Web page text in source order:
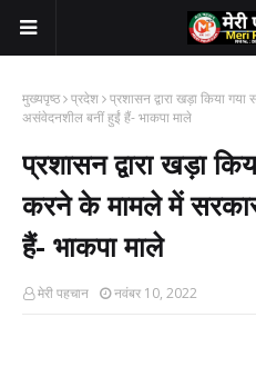
मुख्यपृष्ठ प्रदेश प्रशासन द्वारा खड़ा किया
असंवेदनशील बनीं हुईं हैं- भाकपा माले
प्रशासन द्वारा खड़ा
करने के मामले में
हैं- भाकपा माले
मेरी पहचान नवंबर 10, 2022